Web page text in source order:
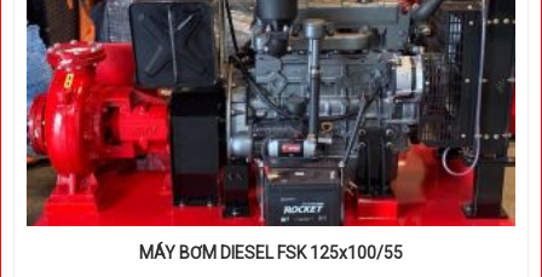
MÁY BƠM DIESEL FSK 125x100/55